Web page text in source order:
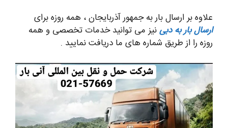
علاوه بر ارسال بار به جمهور آذربایجان ، همه روزه برای
ارسال بار به دبینیز می توانید خدمات تخصصی و همه
روزه را از طریق شماره های ما دریافت نمایید .